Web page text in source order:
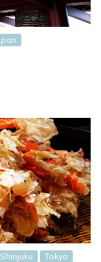
Shinjuku
Tokyo